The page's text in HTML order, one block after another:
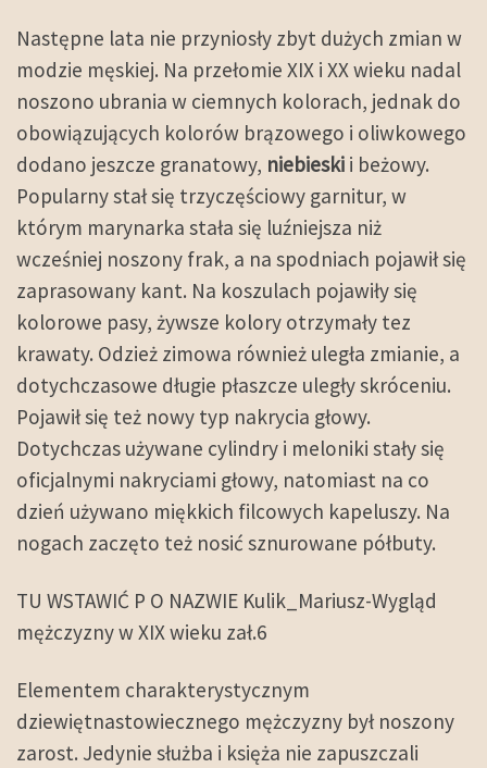
Następne lata nie przyniosły zbyt dużych zmian w
modzie męskiej. Na przełomie XIX i XX wieku nadal
noszono ubrania w ciemnych kolorach, jednak do
obowiązujących kolorów brązowego i oliwkowego
dodano jeszcze granatowy, niebieski i beżowy.
Popularny stał się trzyczęściowy garnitur, w
którym marynarka stała się luźniejsza niż
wcześniej noszony frak, a na spodniach pojawił się
zaprasowany kant. Na koszulach pojawiły się
kolorowe pasy, żywsze kolory otrzymały tez
krawaty. Odzież zimowa również uległa zmianie, a
dotychczasowe długie płaszcze uległy skróceniu.
Pojawił się też nowy typ nakrycia głowy.
Dotychczas używane cylindry i meloniki stały się
oficjalnymi nakryciami głowy, natomiast na co
dzień używano miękkich filcowych kapeluszy. Na
nogach zaczęto też nosić sznurowane półbuty.
TU WSTAWIĆ P O NAZWIE Kulik_Mariusz-Wygląd
mężczyzny w XIX wieku zał.6
Elementem charakterystycznym
dziewiętnastowiecznego mężczyzny był noszony
zarost. Jedynie służba i księża nie zapuszczali